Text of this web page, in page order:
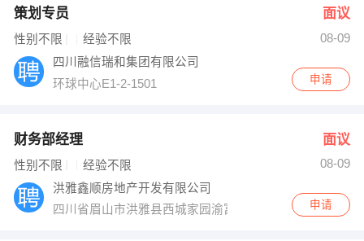
策划专员 面议
性别不限 经验不限
08-09
四川融信瑞和集团有限公司
环球中心E1-2-1501
申请
财务部经理 面议
性别不限 经验不限
08-09
洪雅鑫顺房地产开发有限公司
四川省眉山市洪雅县西城家园渝富桥
申请